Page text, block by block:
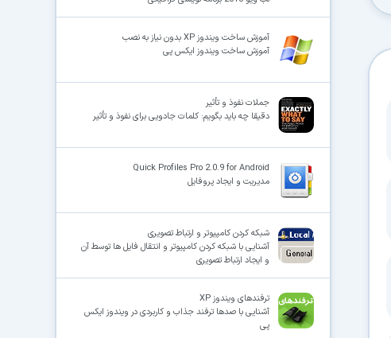
آموزش ساخت ویندوز XP بدون نیاز به نصب
آموزش ساخت ویندوز ایکس پی
جملات نفوذ و تأثیر
دقیقا چه باید بگویم: کلمات جادویی برای نفوذ و تأثیر
Quick Profiles Pro 2.0.9 for Android
مدیریت و ایجاد پروفایل
شبکه کردن کامپیوتر و ارتباط تصویری
آشنایی با شبکه کردن کامپیوتر و انتقال فایل ها توسط آن
و ایجاد ارتباط تصویری
ترفندهای ویندوز XP
آشنایی با صدها ترفند جذاب و کاربردی در ویندوز ایکس
پی